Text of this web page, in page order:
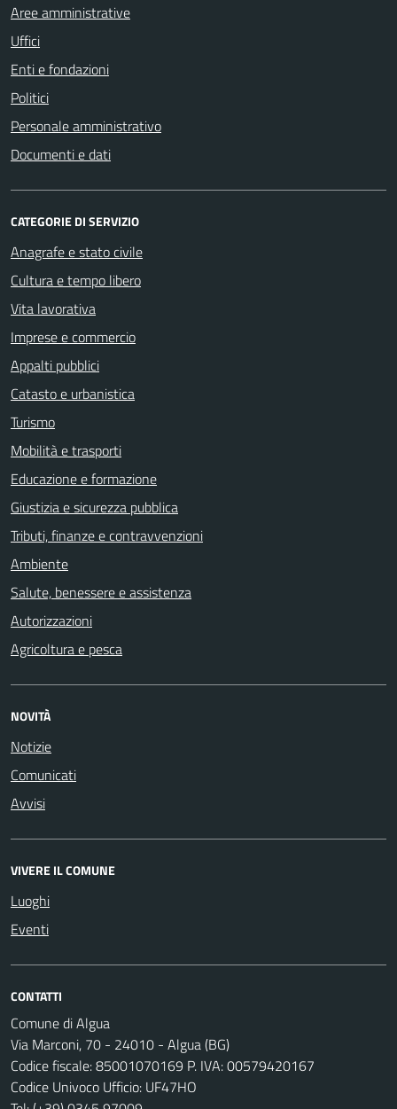
Aree amministrative
Uffici
Enti e fondazioni
Politici
Personale amministrativo
Documenti e dati
CATEGORIE DI SERVIZIO
Anagrafe e stato civile
Cultura e tempo libero
Vita lavorativa
Imprese e commercio
Appalti pubblici
Catasto e urbanistica
Turismo
Mobilità e trasporti
Educazione e formazione
Giustizia e sicurezza pubblica
Tributi, finanze e contravvenzioni
Ambiente
Salute, benessere e assistenza
Autorizzazioni
Agricoltura e pesca
NOVITÀ
Notizie
Comunicati
Avvisi
VIVERE IL COMUNE
Luoghi
Eventi
CONTATTI
Comune di Algua
Via Marconi, 70 - 24010 - Algua (BG)
Codice fiscale: 85001070169 P. IVA: 00579420167
Codice Univoco Ufficio: UF47HO